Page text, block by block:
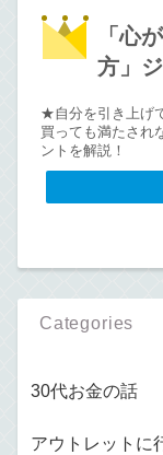
「心
方」
★自分を引き上げ
買っても満たされ
ントを解説！
Categories
30代お金の話
アウトレットに